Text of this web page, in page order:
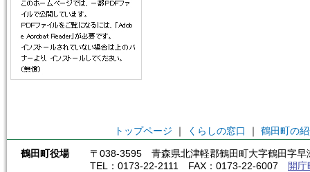
トップページ ｜ くらしの窓口 ｜ 鶴田町の
鶴田町役場
〒038-3595 青森県北津軽郡鶴田町大字鶴田字早
TEL：0173-22-2111 FAX：0173-22-6007
開